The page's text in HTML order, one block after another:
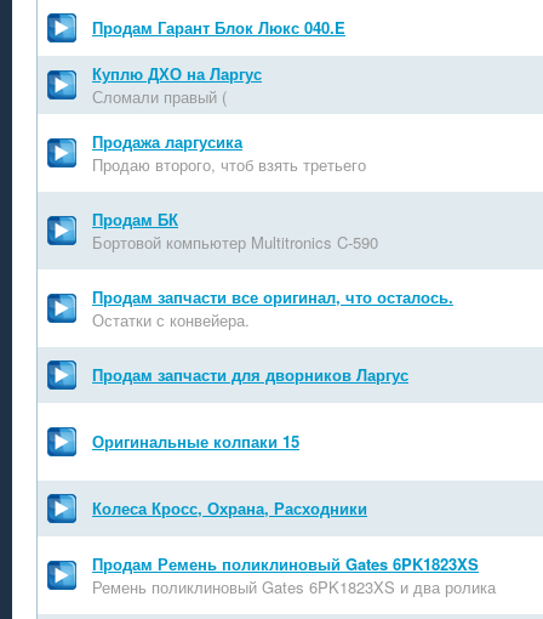
Продам Гарант Блок Люкс 040.E
Куплю ДХО на Ларгус
Сломали правый (
Продажа ларгусика
Продаю второго, чтоб взять третьего
Продам БК
Бортовой компьютер Multitronics C-590
Продам запчасти все оригинал, что осталось.
Остатки с конвейера.
Продам запчасти для дворников Ларгус
Оригинальные колпаки 15
Колеса Кросс, Охрана, Расходники
Продам Ремень поликлиновый Gates 6PK1823XS
Ремень поликлиновый Gates 6PK1823XS и два ролика